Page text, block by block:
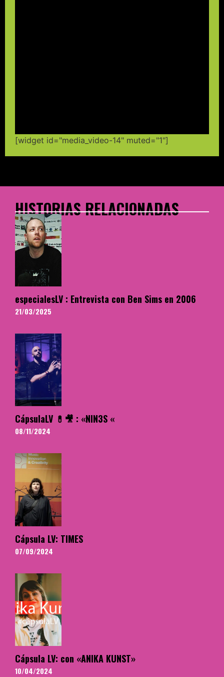
[widget id="media_video-14" muted="1"]
HISTORIAS RELACIONADAS
especialesLV : Entrevista con Ben Sims en 2006
21/03/2025
CápsulaLV 💊🎥 : «NIN3S «
08/11/2024
Cápsula LV: TIMES
07/09/2024
Cápsula LV: con «ANIKA KUNST»
10/04/2024